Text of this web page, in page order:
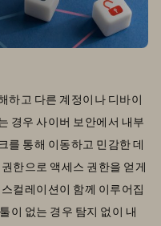
하고 다른 계정이나 디바이
경우 사이버 보안에서 내부
를 통해 이동하고 민감한 데
한으로 액세스 권한을 얻게
컬레이션이 함께 이루어집
이 없는 경우 탐지 없이 내